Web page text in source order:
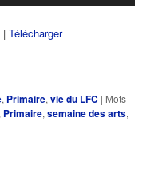
|Télécharger
, Primaire,vie du LFC | Mots-
Primaire,semaine des arts,